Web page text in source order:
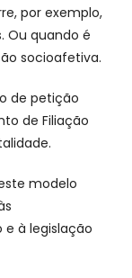
por exemplo,
Ou quando é
socioafetiva.
de petição
de Filiação
modelo
à legislação